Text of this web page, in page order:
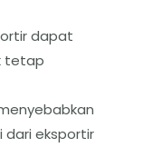
dapat
tetap
dari eksportir